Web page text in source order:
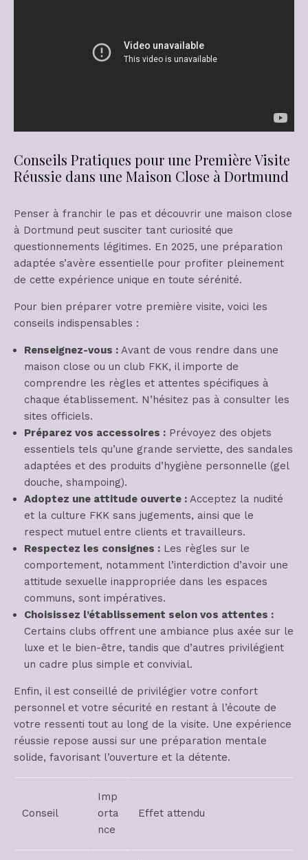
Conseils Pratiques pour une Première Visite
Réussie dans une Maison Close à Dortmund
Penser à franchir le pas et découvrir une maison close
à Dortmund peut susciter tant curiosité que
questionnements légitimes. En 2025, une préparation
adaptée s’avère essentielle pour profiter pleinement
de cette expérience unique en toute sérénité.
Pour bien préparer votre première visite, voici les
conseils indispensables :
Renseignez-vous : Avant de vous rendre dans une
maison close ou un club FKK, il importe de
comprendre les règles et attentes spécifiques à
chaque établissement. N’hésitez pas à consulter les
sites officiels.
Préparez vos accessoires : Prévoyez des objets
essentiels tels qu’une grande serviette, des sandales
adaptées et des produits d’hygiène personnelle (gel
douche, shampoing).
Adoptez une attitude ouverte : Acceptez la nudité
et la culture FKK sans jugements, ainsi que le
respect mutuel entre clients et travailleurs.
Respectez les consignes : Les règles sur le
comportement, notamment l’interdiction d’avoir une
attitude sexuelle inappropriée dans les espaces
communs, sont impératives.
Choisissez l’établissement selon vos attentes :
Certains clubs offrent une ambiance plus axée sur le
luxe et le bien-être, tandis que d’autres privilégient
un cadre plus simple et convivial.
Enfin, il est conseillé de privilégier votre confort
personnel et votre sécurité en restant à l’écoute de
votre ressenti tout au long de la visite. Une expérience
réussie repose aussi sur une préparation mentale
solide, favorisant l’ouverture et la détente.
Conseil
Imp
orta
nce
Effet attendu